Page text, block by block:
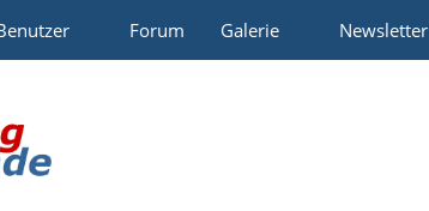
Forum Galerie Newsletter